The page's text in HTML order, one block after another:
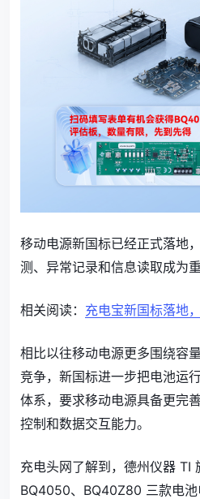
移动电源新国标已经正式落地
测、异常记录和信息读取成为
相关阅读： 充电宝新国标落地
相比以往移动电源更多围绕容
竞争，新国标进一步把电池运
体系，要求移动电源具备更完
控制和数据交互能力。
充电头网了解到，德州仪器 TI
BQ4050、BQ40Z80 三款电